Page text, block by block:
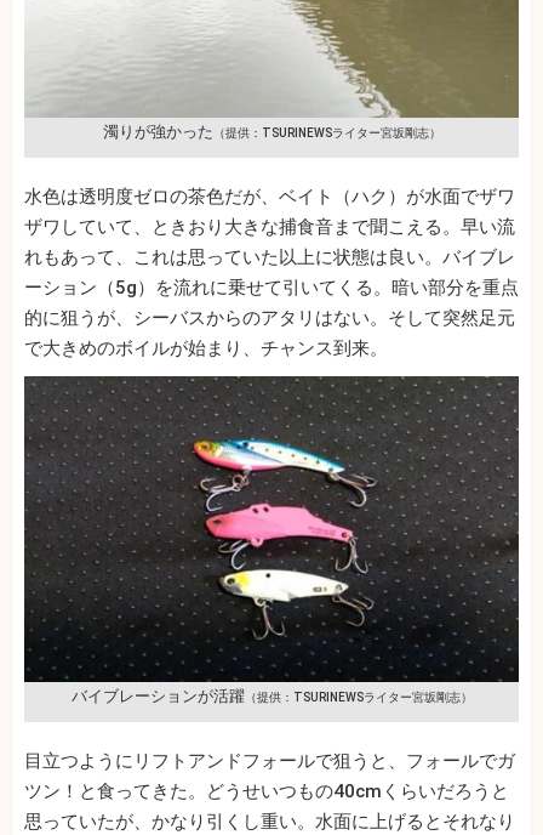
濁りが強かった （提供：TSURINEWSライター宮坂剛志）
水色は透明度ゼロの茶色だが、ベイト（ハク）が水面でザワ
ザワしていて、ときおり大きな捕食音まで聞こえる。早い流
れもあって、これは思っていた以上に状態は良い。バイブレ
ーション（5g）を流れに乗せて引いてくる。暗い部分を重点
的に狙うが、シーバスからのアタリはない。そして突然足元
で大きめのボイルが始まり、チャンス到来。
バイブレーションが活躍（提供：TSURINEWSライター宮坂剛志）
目立つようにリフトアンドフォールで狙うと、フォールでガ
ツン！と食ってきた。どうせいつもの40cmくらいだろうと
思っていたが、かなり引くし重い。水面に上げるとそれなり